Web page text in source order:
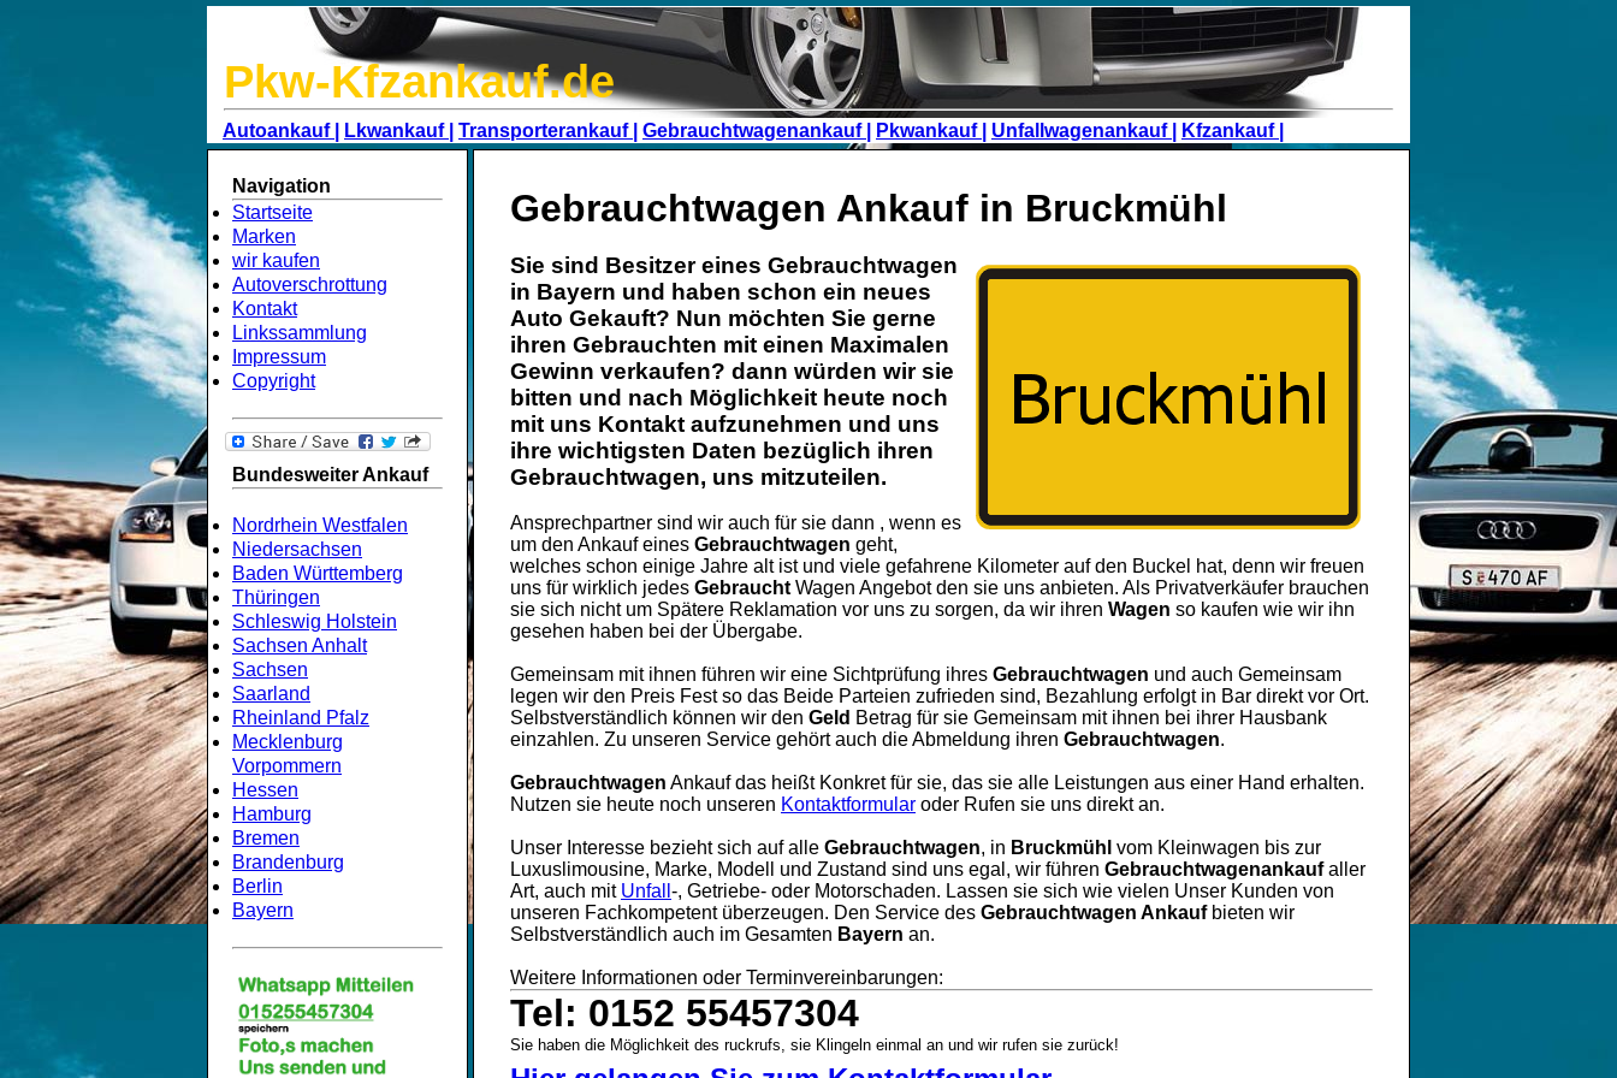
Pkw-Kfzankauf.de
Autoankauf | Lkwankauf | Transporterankauf | Gebrauchtwagenankauf | Pkwankauf | Unfallwagenankauf | Kfzankauf |
Navigation
Startseite
Marken
wir kaufen
Autoverschrottung
Kontakt
Linkssammlung
Impressum
Copyright
Bundesweiter Ankauf
Nordrhein Westfalen
Niedersachsen
Baden Württemberg
Thüringen
Schleswig Holstein
Sachsen Anhalt
Sachsen
Saarland
Rheinland Pfalz
Mecklenburg
Vorpommern
Hessen
Hamburg
Bremen
Brandenburg
Berlin
Bayern
Gebrauchtwagen Ankauf in Bruckmühl
Sie sind Besitzer eines Gebrauchtwagen
in Bayern und haben schon ein neues
Auto Gekauft? Nun möchten Sie gerne
ihren Gebrauchten mit einen Maximalen
Gewinn verkaufen? dann würden wir sie
bitten und nach Möglichkeit heute noch
mit uns Kontakt aufzunehmen und uns
ihre wichtigsten Daten bezüglich ihren
Gebrauchtwagen, uns mitzuteilen.
Ansprechpartner sind wir auch für sie dann , wenn es
um den Ankauf eines Gebrauchtwagen geht,
welches schon einige Jahre alt ist und viele gefahrene Kilometer auf den Buckel hat, denn wir freuen
uns für wirklich jedes Gebraucht Wagen Angebot den sie uns anbieten. Als Privatverkäufer brauchen
sie sich nicht um Spätere Reklamation vor uns zu sorgen, da wir ihren Wagen so kaufen wie wir ihn
gesehen haben bei der Übergabe.
Gemeinsam mit ihnen führen wir eine Sichtprüfung ihres Gebrauchtwagen und auch Gemeinsam
legen wir den Preis Fest so das Beide Parteien zufrieden sind, Bezahlung erfolgt in Bar direkt vor Ort.
Selbstverständlich können wir den Geld Betrag für sie Gemeinsam mit ihnen bei ihrer Hausbank
einzahlen. Zu unseren Service gehört auch die Abmeldung ihren Gebrauchtwagen.
Gebrauchtwagen Ankauf das heißt Konkret für sie, das sie alle Leistungen aus einer Hand erhalten.
Nutzen sie heute noch unseren Kontaktformular oder Rufen sie uns direkt an.
Unser Interesse bezieht sich auf alle Gebrauchtwagen, in Bruckmühl vom Kleinwagen bis zur
Luxuslimousine, Marke, Modell und Zustand sind uns egal, wir führen Gebrauchtwagenankaufaller
Art, auch mit Unfall -, Getriebe- oder Motorschaden. Lassen sie sich wie vielen Unser Kunden von
unseren Fachkompetent überzeugen. Den Service des Gebrauchtwagen Ankaufbieten wir
Selbstverständlich auch im Gesamten Bayern an.
Weitere Informationen oder Terminvereinbarungen:
Tel: 0152 55457304
Sie haben die Möglichkeit des ruckrufs, sie Klingeln einmal an und wir rufen sie zurück!